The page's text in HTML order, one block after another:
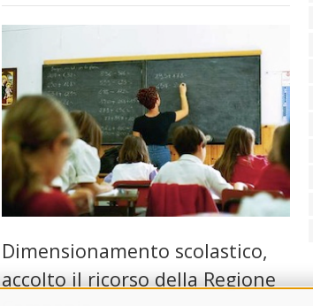
Dimensionamento scolastico,
accolto il ricorso della Regione